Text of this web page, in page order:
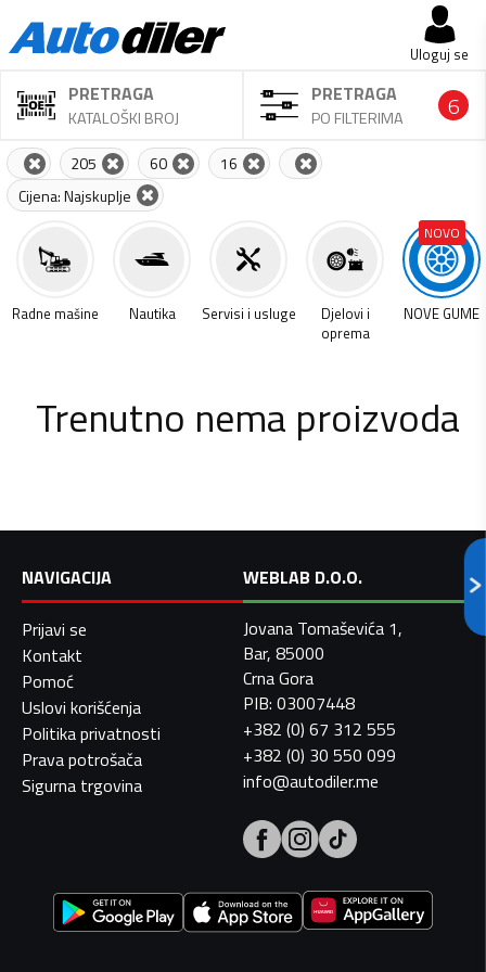
Uloguj se
PRETRAGA
KATALOŠKI BROJ
PRETRAGA
PO FILTERIMA 6
205 60
16
Cijena: Najskuplje
Radne mašine Nautika Servisi i usluge
Djelovi i
oprema
NOVO
NOVE GUME
Trenutno nema proizvoda
NAVIGACIJA
Prijavi se
Kontakt
Pomoć
Uslovi korišćenja
Politika privatnosti
Prava potrošača
Sigurna trgovina
WEBLAB D.O.O.
Jovana Tomaševića 1,
Bar, 85000
Crna Gora
PIB: 03007448
+382 (0) 67 312 555
+382 (0) 30 550 099
info@autodiler.me